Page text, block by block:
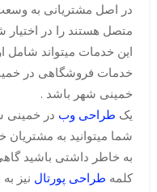
در اصل مشتریانی به
متصل هستند را در اختیار
این خدمات میتواند شامل
خدمات فروشگاهی در
خمینی شهر باشد .
یک طراحی وب در خمینی
شما میتوانید به مشتریان
به خاطر داشتی باشید
کلمه طراحی پورتال نیز